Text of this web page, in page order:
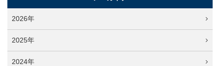
2026年
2025年
2024年